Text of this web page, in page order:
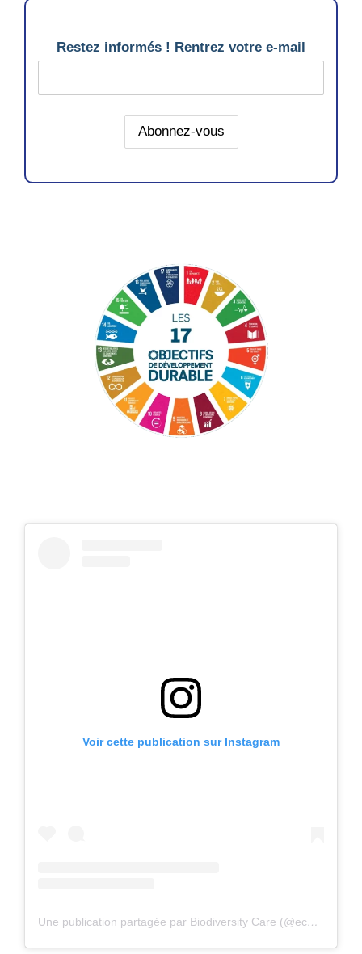
Restez informés ! Rentrez votre e-mail
Voir cette publication sur Instagram
Une publication partagée par Biodiversity Care (@eco.volontaire)